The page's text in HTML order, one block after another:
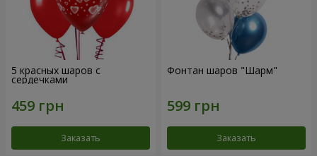
5 красных шаров с
сердечками
Заказать
Фонтан шаров "Шарм"
Заказать